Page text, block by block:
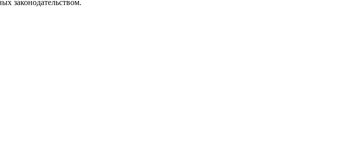
законодательством.